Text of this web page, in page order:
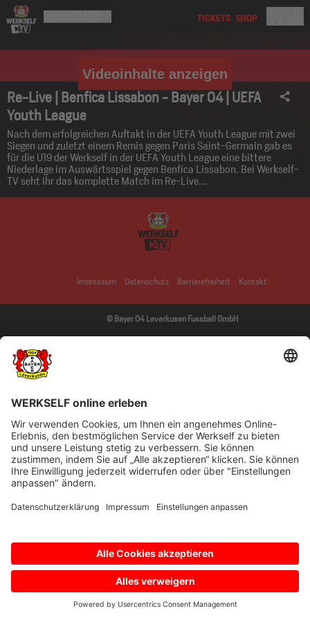
Videoinhalte anzeigen
Re-Live | Benfica Lissabon - Bayer 04 | UEFA
Youth League
Nach dem erfolgreichen Auftakt in der UEFA Youth League mit zwei
Siegen und zuletzt einem Remis gegen Paris Saint-Germain gab es
für die U19 der Werkself in der UEFA Youth League eine bittere
Niederlage im Auswärtsspiel gegen Benfica Lissabon. Bei Werkself-
TV seht ihr das komplette Match im Re-Live...
Impressum Datenschutz Barrierefreiheit Kontakt
© Bayer 04 Leverkusen Fussball GmbH